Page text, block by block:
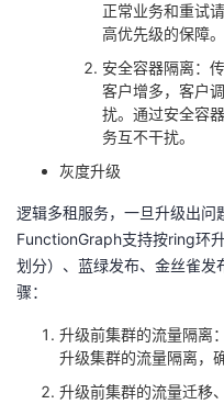
正常业务和重试
高优先级的保障。
安全容器隔离：
客户增多，客户
扰。通过安全容
务互不干扰。
灰度升级
逻辑多租服务，一旦升级出问
FunctionGraph支持按ring环
划分）、蓝绿发布、金丝雀发
骤：
升级前集群的流量隔离
升级集群的流量隔离，
升级前集群的流量迁移